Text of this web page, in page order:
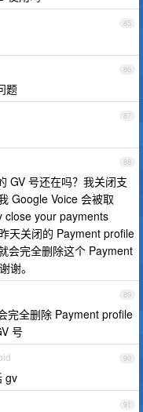
85
86
题
87
88
GV 号还在吗？我关闭支
Google Voice 会被取
close your payments
天关闭的 Payment profile
会完全删除这个 Payment
谢。
89
完全删除 Payment profile
号
90
gv
91